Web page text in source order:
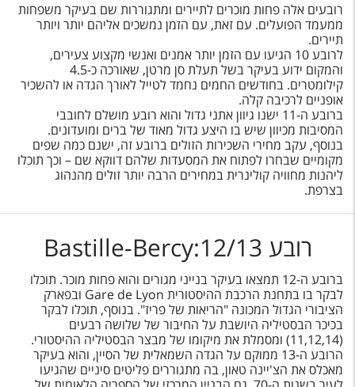
רובעים אלה פחות מוכרים לתיירים ומתגוררות שם בעיקר משפחות
ממעמד הפועלים. עם זאת, עם הזמן נמשכים אליהם יותר ויותר
תיירים.
לרובע 10 הגיעו עם הזמן יותר אמנים ואנשי מקצוע צעירים,
והמקום ידוע בעיקר בשל תעלת סן מרטן, שאורכה כ-4.5
קילומטרים. בחודשים החמים נחמד לטייל לאורך הגדה או להשכיר
אופניים לרכיבה קלה.
ברובע ה-11 ישנו גיוון אתני גדול והוא רובע מושלם לחובבי
המסיבות מכיוון שיש בו היצע גדול מאוד של ברים ומועדונים.
בנוסף, עקב מחירי השכירות הזולים ברובע זה, ישנם כמה שפים
מקומיים שבחרו לפתוח את המסעדות שלהם דווקא שם – וכך תוכלו
ליהנות מחוויה קולינרית במחירים הרבה יותר זולים מהנהוג
בצרפת.
רובע 12/13:Bastille-Bercy
ברובע ה-12 תמצאו בעיקר בנייני מגורים והוא פחות מוכר. תוכלו
לבקר בו בתחנת הרכבת ההיסטורית Gare de Lyon ובפארק
הציבורי הגדול המכונה "הריאות של פריז". בנוסף, תוכלו לבקר
בכיכר הבסטיליה היושבת על החיבור של שלושה רבעים
(11,12,14) ומסמלת את מיקומו של מבצר הבסטיליה ההיסטורי.
הרובע ה-13 ממוקם על הגדה השמאלית של הסיין, והוא בעיקר
מאכלס את הצ'יינה טאון, בה מתגוררים פליטים סיניים שהגיעו